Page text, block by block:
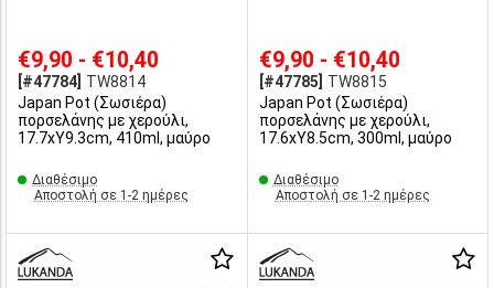
€9,90 - €10,40
[#47784] TW8814
Japan Pot (Σωσιέρα)
πορσελάνης με χερούλι,
17.7xΥ9.3cm, 410ml, μαύρο
Διαθέσιμο
Αποστολή σε 1-2 ημέρες
€9,90 - €10,40
[#47785]
TW8815
Japan Pot (Σωσιέρα)
πορσελάνης με χερούλι,
17.6xΥ8.5cm, 300ml, μαύρο
Διαθέσιμο
Αποστολή σε 1-2 ημέρες